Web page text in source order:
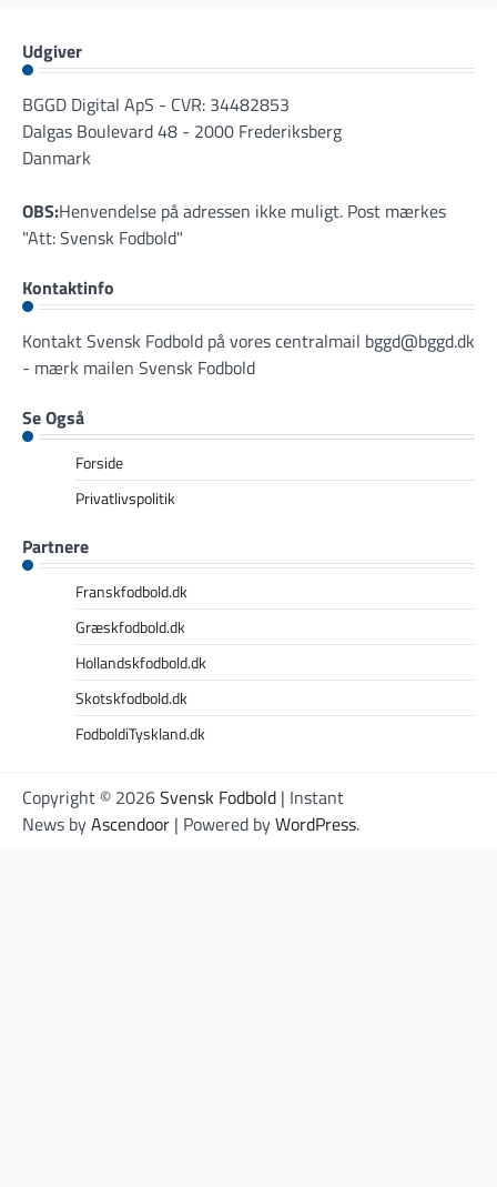
Udgiver
BGGD Digital ApS - CVR: 34482853
Dalgas Boulevard 48 - 2000 Frederiksberg
Danmark
OBS:Henvendelse på adressen ikke muligt. Post mærkes
"Att: Svensk Fodbold"
Kontaktinfo
Kontakt Svensk Fodbold på vores centralmail bggd@bggd.dk
- mærk mailen Svensk Fodbold
Se Også
Forside
Privatlivspolitik
Partnere
Franskfodbold.dk
Græskfodbold.dk
Hollandskfodbold.dk
Skotskfodbold.dk
FodboldiTyskland.dk
Copyright © 2026Svensk Fodbold | Instant
News byAscendoor | Powered byWordPress.